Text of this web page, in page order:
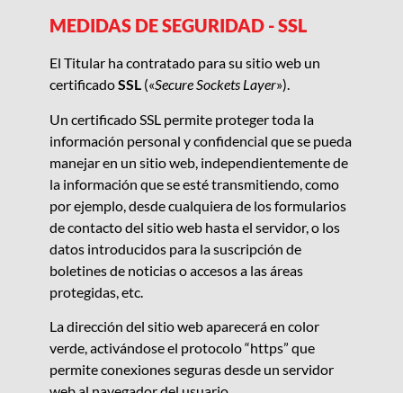
MEDIDAS DE SEGURIDAD - SSL
El Titular ha contratado para su sitio web un
certificadoSSL(«Secure Sockets Layer»).
Un certificado SSL permite proteger toda la
información personal y confidencial que se pueda
manejar en un sitio web, independientemente de
la información que se esté transmitiendo, como
por ejemplo, desde cualquiera de los formularios
de contacto del sitio web hasta el servidor, o los
datos introducidos para la suscripción de
boletines de noticias o accesos a las áreas
protegidas, etc.
La dirección del sitio web aparecerá en color
verde, activándose el protocolo “https” que
permite conexiones seguras desde un servidor